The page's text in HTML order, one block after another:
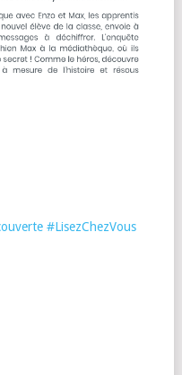
#LisezChezVous